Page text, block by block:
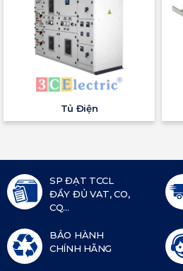
Tủ Điện
SP ĐẠT TCCL
ĐẦY ĐỦ VAT, CO,
CQ...
BẢO HÀNH
CHÍNH HÃNG